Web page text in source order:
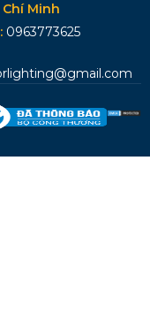
Minh
0963773625